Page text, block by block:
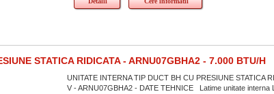
STATICA RIDICATA - ARNU07GBHA2 - 7.000 BTU/H
UNITATE INTERNA TIP DUCT BH CU PRESIUNE STATICA
V - ARNU07GBHA2 - DATE TEHNICE Latime unitate interna